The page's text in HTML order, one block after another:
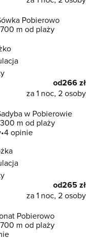
Pobierowo
700 m od plaży
od266 zł
za 1 noc, 2 osoby
w Pobierowie
300 m od plaży
4 opinie
od265 zł
za 1 noc, 2 osoby
Pobierowo
700 m od plaży